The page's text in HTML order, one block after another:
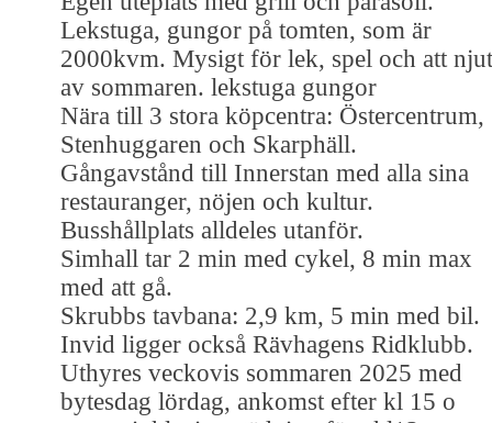
Lekstuga, gungor på tomten, som är
2000kvm. Mysigt för lek, spel och att
av sommaren. lekstuga gungor
Nära till 3 stora köpcentra: Östercentrum,
Stenhuggaren och Skarphäll.
Gångavstånd till Innerstan med alla sina
restauranger, nöjen och kultur.
Busshållplats alldeles utanför.
Simhall tar 2 min med cykel, 8 min max
med att gå.
Skrubbs tavbana: 2,9 km, 5 min med bil.
Invid ligger också Rävhagens Ridklubb.
Uthyres veckovis sommaren 2025 med
bytesdag lördag, ankomst efter kl 15 o